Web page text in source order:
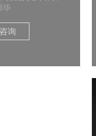
毕
询